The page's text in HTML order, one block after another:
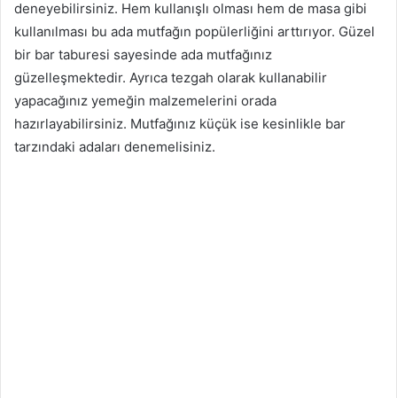
deneyebilirsiniz. Hem kullanışlı olması hem de masa gibi
kullanılması bu ada mutfağın popülerliğini arttırıyor. Güzel
bir bar taburesi sayesinde ada mutfağınız
güzelleşmektedir. Ayrıca tezgah olarak kullanabilir
yapacağınız yemeğin malzemelerini orada
hazırlayabilirsiniz. Mutfağınız küçük ise kesinlikle bar
tarzındaki adaları denemelisiniz.